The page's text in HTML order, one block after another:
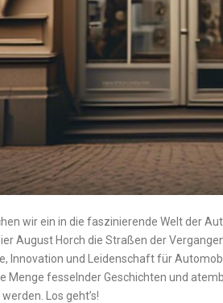
wir ein in die faszinierende Welt der
⁤August Horch die Straßen der
Innovation ⁢und Leidenschaft für
Menge fesselnder Geschichten und
Los geht’s!